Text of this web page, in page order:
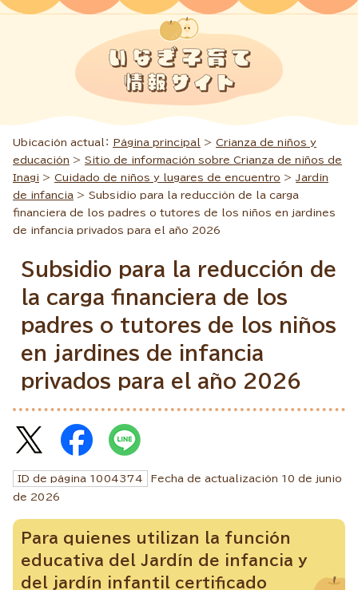
Ubicación actual： Página principal > Crianza de niños y
educación > Sitio de información sobre Crianza de niños de
Inagi > Cuidado de niños y lugares de encuentro >Jardín
de infancia > Subsidio para la reducción de la carga
financiera de los padres o tutores de los niños en jardines
de infancia privados para el año 2026
Subsidio para la reducción de
la carga financiera de los
padres o tutores de los niños
en jardines de infancia
privados para el año 2026
ID de página 1004374 Fecha de actualización 10 de junio
de 2026
Para quienes utilizan la función
educativa del Jardín de infancia y
del jardín infantil certificado